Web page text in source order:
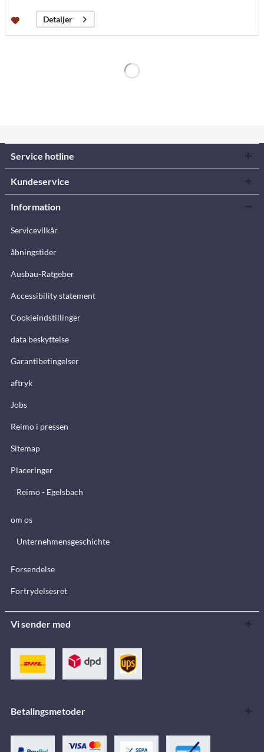
Detaljer
Service hotline
Kundeservice
Information
Servicevilkår
åbningstider
Ausbau-Ratgeber
Accessibility statement
Cookieindstillinger
data beskyttelse
Garantibetingelser
aftryk
Jobs
Reimo i pressen
Sitemap
Placeringer
Reimo - Egelsbach
om os
Unternehmensgeschichte
Forsendelse
Fortrydelsesret
Vi sender med
Betalingsmetoder